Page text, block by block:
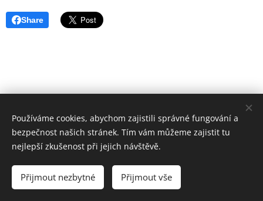
Share
Základní škola, Jičín, Poděbradova 18
Všechna práva vyhrazena.
Vytvořeno službou Webnode
Používáme cookies, abychom zajistili správné fungování a
bezpečnost našich stránek. Tím vám můžeme zajistit tu
nejlepší zkušenost při jejich návštěvě.
Přijmout nezbytné Přijmout vše